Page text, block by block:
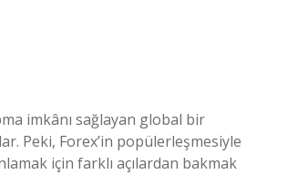
imkânı sağlayan global bir
Peki, Forex’in popülerleşmesiyle
için farklı açılardan bakmak